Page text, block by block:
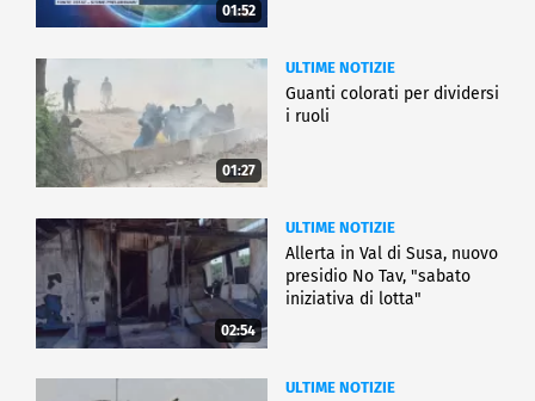
01:52
01:27
ULTIME NOTIZIE
Guanti colorati per dividersi
i ruoli
02:54
ULTIME NOTIZIE
Allerta in Val di Susa, nuovo
presidio No Tav, "sabato
iniziativa di lotta"
ULTIME NOTIZIE